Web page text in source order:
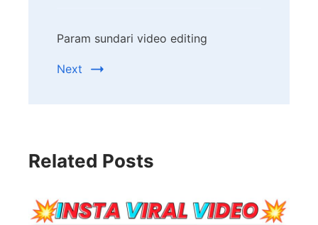
Param sundari video editing
Next
Related Posts